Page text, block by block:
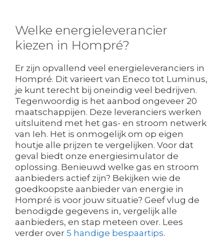
Welke energieleverancier
kiezen in Hompré?
Er zijn opvallend veel energieleveranciers in
Hompré. Dit varieert van Eneco tot Luminus,
je kunt terecht bij oneindig veel bedrijven.
Tegenwoordig is het aanbod ongeveer 20
maatschappijen. Deze leveranciers werken
uitsluitend met het gas- en stroom netwerk
van Ieh. Het is onmogelijk om op eigen
houtje alle prijzen te vergelijken. Voor dat
geval biedt onze energiesimulator de
oplossing. Benieuwd welke gas en stroom
aanbieders actief zijn? Bekijken wie de
goedkoopste aanbieder van energie in
Hompré is voor jouw situatie? Geef vlug de
benodigde gegevens in, vergelijk alle
aanbieders, en stap meteen over. Lees
verder over 5 handige bespaartips.